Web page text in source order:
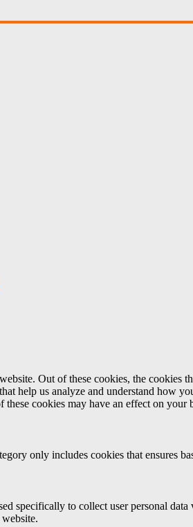
Out of these cookies, the cookies
help us analyze and understand how
cookies may have an effect on your
only includes cookies that ensures
to collect user personal data